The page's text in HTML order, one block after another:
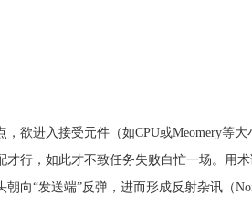
欲进入接受元件（如CPU或Meomery等
行，如此才不致任务失败白忙一场。用
向“发送端”反弹，进而形成反射杂讯（